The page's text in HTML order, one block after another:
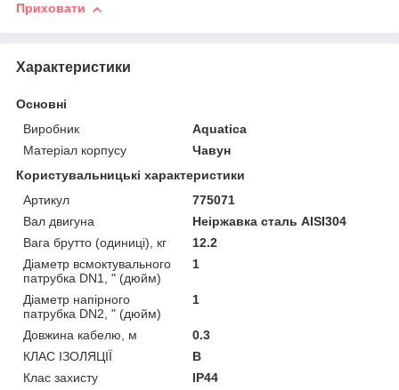
Приховати
Характеристики
Основні
Виробник
Aquatica
Матеріал корпусу
Чавун
Користувальницькі характеристики
Артикул
775071
Вал двигуна
Неіржавка сталь AISI304
Вага брутто (одиниці), кг
12.2
Діаметр всмоктувального
патрубка DN1, " (дюйм)
1
Діаметр напірного
патрубка DN2, " (дюйм)
1
Довжина кабелю, м
0.3
КЛАС ІЗОЛЯЦІЇ
B
Клас захисту
IP44